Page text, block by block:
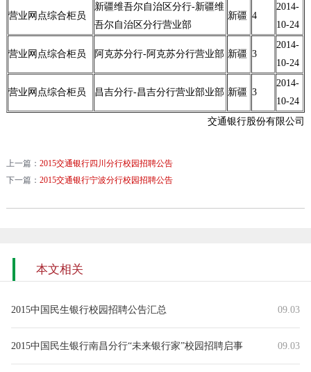
营业网点综合柜员
新疆维吾尔自治区分行-新疆维
吾尔自治区分行营业部
新疆 4
2014-
10-24
营业网点综合柜员 阿克苏分行-阿克苏分行营业部 新疆 3
2014-
10-24
营业网点综合柜员 昌吉分行-昌吉分行营业部业部 新疆 3
2014-
10-24
交通银行股份有限公司
上一篇： 2015交通银行四川分行校园招聘公告
下一篇： 2015交通银行宁波分行校园招聘公告
本文相关
2015中国民生银行校园招聘公告汇总 09.03
2015中国民生银行南昌分行“未来银行家”校园招聘启事 09.03